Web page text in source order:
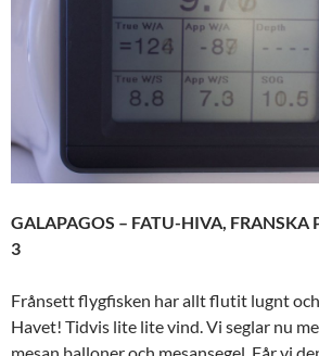
GALAPAGOS – FATU-HIVA, FRANSKA
3
Frånsett flygfisken har allt flutit lugnt
Havet! Tidvis lite lite vind. Vi seglar nu